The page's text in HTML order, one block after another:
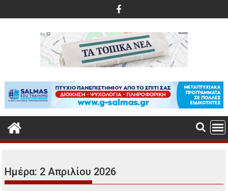
στο
περιεχόμενο
Ημέρα: 2 Απριλίου 2026